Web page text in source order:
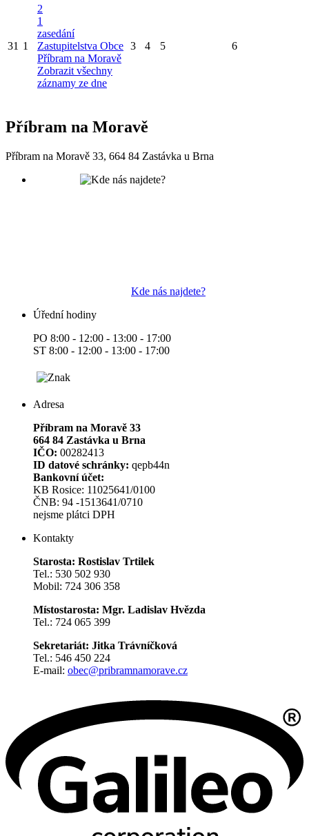
31 1
2
1
zasedání
Zastupitelstva Obce
Příbram na Moravě
Zobrazit všechny
záznamy ze dne
3 4 5 6
Příbram na Moravě
Příbram na Moravě 33, 664 84 Zastávka u Brna
Kde nás najdete?
Úřední hodiny
PO 8:00 - 12:00 - 13:00 - 17:00
ST 8:00 - 12:00 - 13:00 - 17:00
Adresa
Příbram na Moravě 33
664 84 Zastávka u Brna
IČO: 00282413
ID datové schránky: qepb44n
Bankovní účet:
KB Rosice: 11025641/0100
ČNB: 94 -1513641/0710
nejsme plátci DPH
Kontakty
Starosta: Rostislav Trtilek
Tel.: 530 502 930
Mobil: 724 306 358
Místostarosta: Mgr. Ladislav Hvězda
Tel.: 724 065 399
Sekretariát: Jitka Trávníčková
Tel.: 546 450 224
E-mail: obec@pribramnamorave.cz